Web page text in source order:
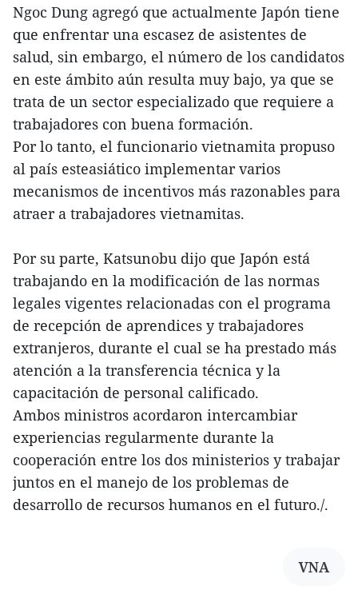
Ngoc Dung agregó que actualmente Japón tiene
que enfrentar una escasez de asistentes de
salud, sin embargo, el número de los candidatos
en este ámbito aún resulta muy bajo, ya que se
trata de un sector especializado que requiere a
trabajadores con buena formación.
Por lo tanto, el funcionario vietnamita propuso
al país esteasiático implementar varios
mecanismos de incentivos más razonables para
atraer a trabajadores vietnamitas.
Por su parte, Katsunobu dijo que Japón está
trabajando en la modificación de las normas
legales vigentes relacionadas con el programa
de recepción de aprendices y trabajadores
extranjeros, durante el cual se ha prestado más
atención a la transferencia técnica y la
capacitación de personal calificado.
Ambos ministros acordaron intercambiar
experiencias regularmente durante la
cooperación entre los dos ministerios y trabajar
juntos en el manejo de los problemas de
desarrollo de recursos humanos en el futuro./.
VNA